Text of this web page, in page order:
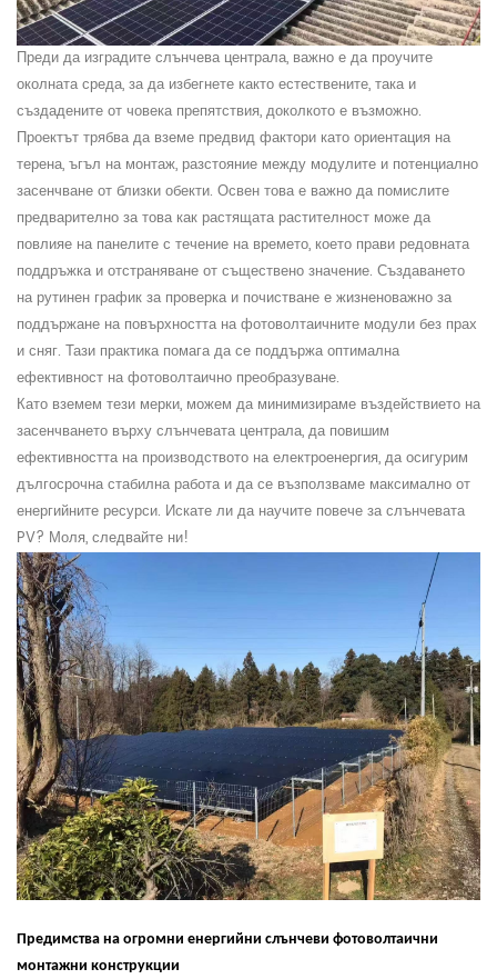
Преди да изградите слънчева централа, важно е да проучите
околната среда, за да избегнете както естествените, така и
създадените от човека препятствия, доколкото е възможно.
Проектът трябва да вземе предвид фактори като ориентация на
терена, ъгъл на монтаж, разстояние между модулите и потенциално
засенчване от близки обекти. Освен това е важно да помислите
предварително за това как растящата растителност може да
повлияе на панелите с течение на времето, което прави редовната
поддръжка и отстраняване от съществено значение. Създаването
на рутинен график за проверка и почистване е жизненоважно за
поддържане на повърхността на фотоволтаичните модули без прах
и сняг. Тази практика помага да се поддържа оптимална
ефективност на фотоволтаично преобразуване.
Като вземем тези мерки, можем да минимизираме въздействието на
засенчването върху слънчевата централа, да повишим
ефективността на производството на електроенергия, да осигурим
дългосрочна стабилна работа и да се възползваме максимално от
енергийните ресурси. Искате ли да научите повече за слънчевата
PV? Моля, следвайте ни!
Предимства на огромни енергийни слънчеви фотоволтаични
монтажни конструкции